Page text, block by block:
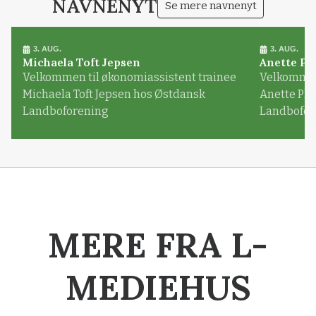
NAVNENYT Se mere navnenyt
3. AUG.
Michaela Toft Jepsen
Velkommen til økonomiassistent trainee
Michaela Toft Jepsen hos Østdansk
Landboforening
3. AUG.
Anette
Anette
MERE FRA L-
MEDIEHUS